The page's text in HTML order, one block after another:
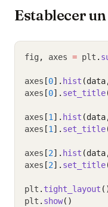
Establecer
fig , axes = plt .
axes [0]. hist
axes [0]. set_title
axes [1 ]. hist
axes [1 ]. set_title
axes [2]. hist
axes [2]. set_title
plt . tight_layout
plt . show()